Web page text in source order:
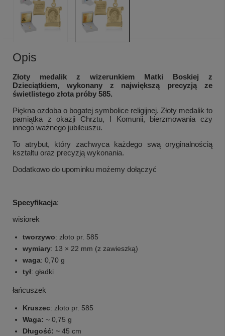
Opis
Złoty medalik z wizerunkiem Matki Boskiej z
Dzieciątkiem, wykonany z największą precyzją ze
świetlistego złota próby 585.
Piękna ozdoba o bogatej symbolice religijnej. Złoty medalik to
pamiątka z okazji Chrztu, I Komunii, bierzmowania czy
innego ważnego jubileuszu.
To atrybut, który zachwyca każdego swą oryginalnością
kształtu oraz precyzją wykonania.
Dodatkowo do upominku możemy dołączyć
Specyfikacja:
wisiorek
tworzywo: złoto pr. 585
wymiary: 13 × 22 mm (z zawieszką)
waga: 0,70 g
tył: gładki
łańcuszek
Kruszec: złoto pr. 585
Waga: ~ 0,75 g
Długość: ~ 45 cm